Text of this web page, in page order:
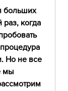
больших
когда
Но не все
мы